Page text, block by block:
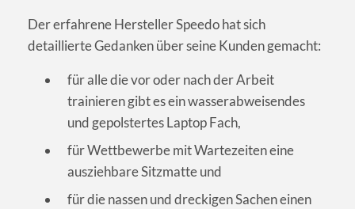
Der erfahrene Hersteller Speedo hat sich
detaillierte Gedanken über seine Kunden gemacht:
für alle die vor oder nach der Arbeit
trainieren gibt es ein wasserabweisendes
und gepolstertes Laptop Fach,
für Wettbewerbe mit Wartezeiten eine
ausziehbare Sitzmatte und
für die nassen und dreckigen Sachen einen